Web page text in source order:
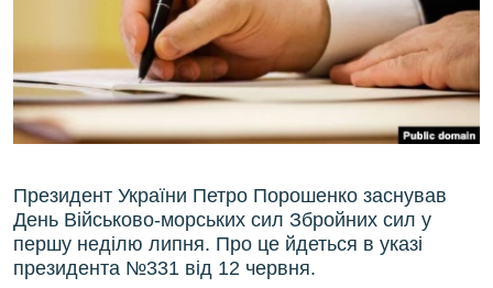
ВІДЕОУРОКИ «ELIFBE»
СВІДЧЕННЯ ОКУПАЦІЇ
УКРАЇНСЬКА ПРОБЛЕМА КРИМУ
ЯК ОБІЙТИ БЛОКУВАННЯ
Русский
Qırımtatar
Усі сайти RFE/RL
Президент України Петро Порошенко заснував
День Військово-морських сил Збройних сил у
першу неділю липня. Про це йдеться в указі
президента №331 від 12 червня.